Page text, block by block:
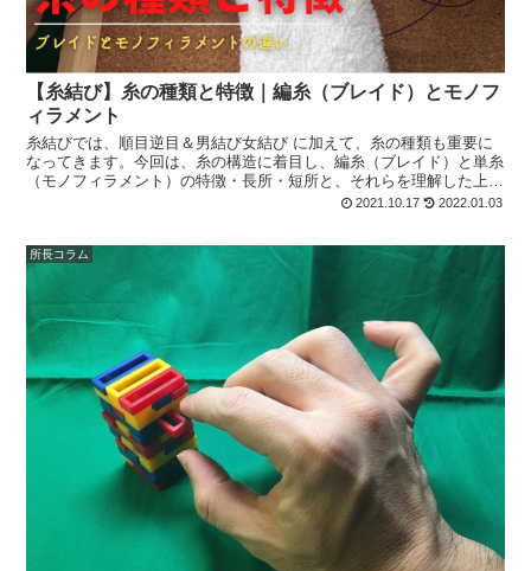
【糸結び】糸の種類と特徴｜編糸（ブレイド）とモノフ
ィラメント
糸結びでは、順目逆目＆男結び女結び に加えて、糸の種類も重要に
なってきます。今回は、糸の構造に着目し、編糸（ブレイド）と単糸
（モノフィラメント）の特徴・長所・短所と、それらを理解した上で
の糸の選択やブレイドを使ったロックについて解説します。
2021.10.17 2022.01.03
所長コラム